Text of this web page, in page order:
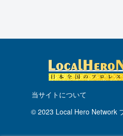
当サイトについて
© 2023 Local Hero Network